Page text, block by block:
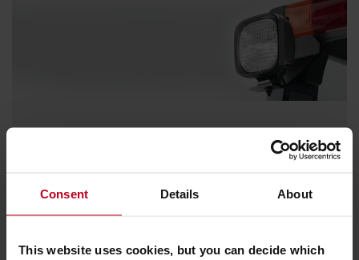
Consent Details About
This website uses cookies, but you can decide which
Világításra fel !
Legyen biztonságban és maradjon látható minden
körülmények között.
Fedezze fel kínálatunkat